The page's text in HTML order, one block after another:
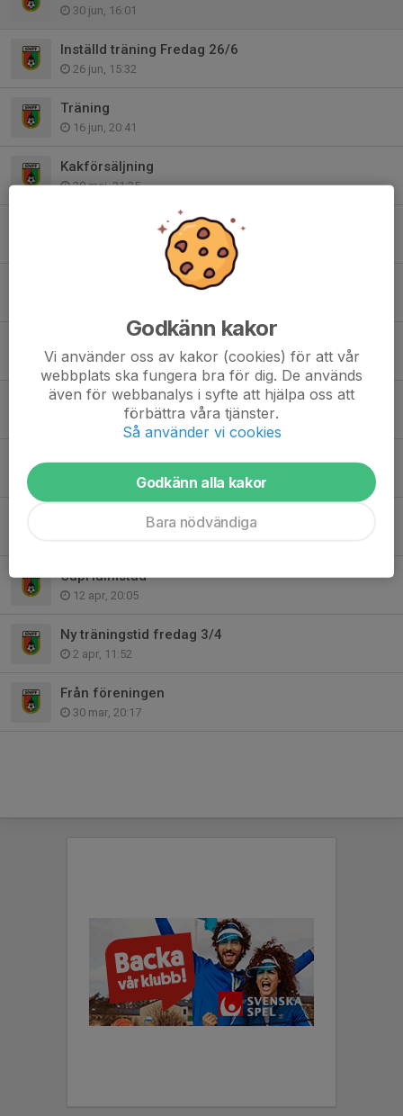
30 jun, 16:01
Inställd träning Fredag 26/6
26 jun, 15:32
Träning
16 jun, 20:41
Kakförsäljning
20 maj, 21:35
Inställd träning tisdag 19/5
Kioskschema 15/5
3 maj, 20:35
Kick off P2016
1 maj, 21:57
Kakorna är igång!
29 apr, 21:51
Information Fredag 1 Maj
CupHalmstad
12 apr, 20:05
Ny träningstid fredag 3/4
2 apr, 11:52
Från föreningen
30 mar, 20:17
Godkänn kakor
Vi använder oss av kakor (cookies) för att vår
webbplats ska fungera bra för dig. De används
även för webbanalys i syfte att hjälpa oss att
förbättra våra tjänster.
Så använder vi cookies
Godkänn alla kakor
Bara nödvändiga